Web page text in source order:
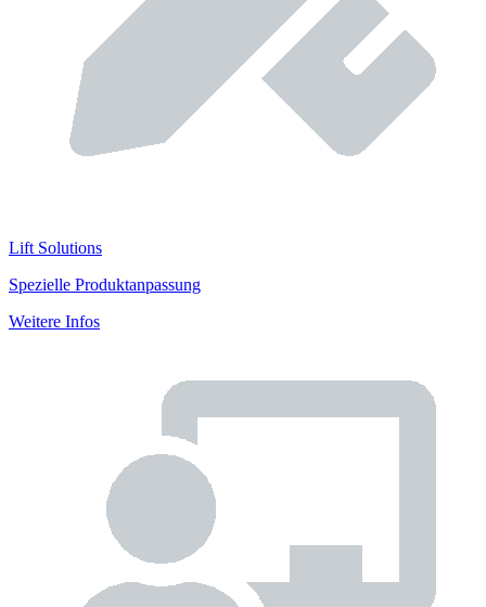
Lift Solutions
Spezielle Produktanpassung
Weitere Infos